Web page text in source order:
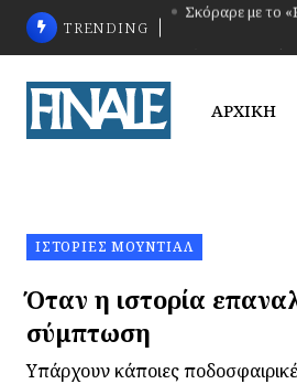
TRENDING Τζον Ντε
ΑΡΧΙΚΗ
ΙΣΤΟΡΊΕΣ ΜΟΥΝΤΙΆΛ
Όταν η ιστορία
σύμπτωση
Υπάρχουν κάποιες